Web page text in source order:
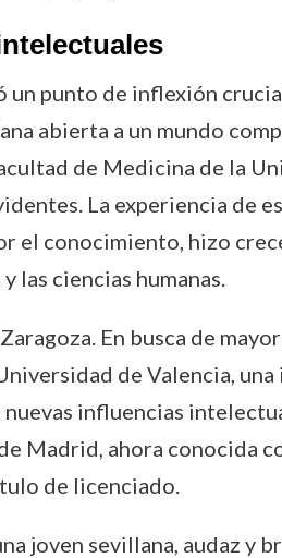
punto de inflexión
abierta a un mundo
de Medicina de la
La experiencia de
conocimiento, hizo
las ciencias humanas.
En busca de
de Valencia,
influencias
Madrid, ahora conocida
de licenciado.
joven sevillana, audaz y